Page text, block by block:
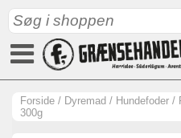
Forside / Dyremad / Hundefoder /
300g